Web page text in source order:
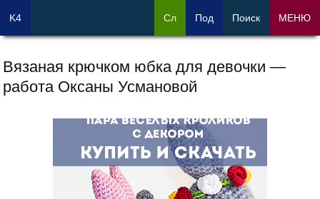
Вязаная крючком юбка для девочки —
работа Оксаны Усмановой
K4 Сл Под Поиск МЕНЮ